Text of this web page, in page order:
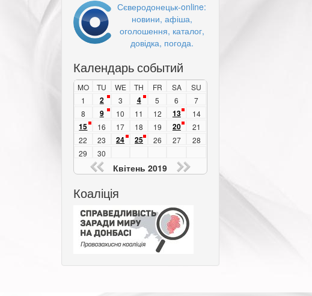
Сєверодонецьк-online:
новини, афіша,
оголошення, каталог,
довідка, погода.
Календарь событий
MO TU WE TH FR SA
SU
1
2 3 4 5 6
7
8
9 10 11 12 13 14
15 16 17 18 19 20
21
22
23 24 25 26 27
28
29
30
Квітень 2019
Коаліція